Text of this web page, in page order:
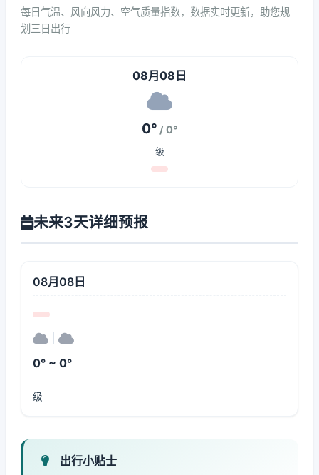
每日气温、风向风力、空气质量指数，数据实时更新，助您规
划三日出行
08月08日
0° / 0°
级
未来3天详细预报
08月08日
0° ~ 0°
级
出行小贴士